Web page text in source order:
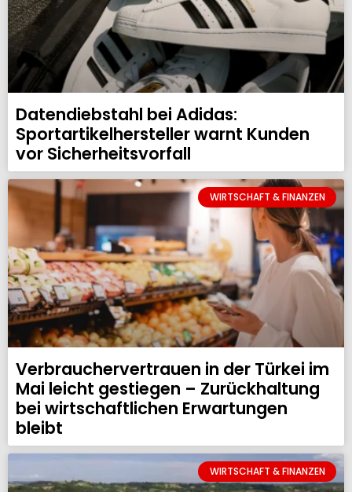
Datendiebstahl bei Adidas:
Sportartikelhersteller warnt Kunden
vor Sicherheitsvorfall
WIRTSCHAFT & FINANZEN
Verbrauchervertrauen in der Türkei im
Mai leicht gestiegen – Zurückhaltung
bei wirtschaftlichen Erwartungen
bleibt
WIRTSCHAFT & FINANZEN